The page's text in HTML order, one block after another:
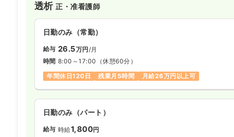
透析正・准看護師
日勤のみ（常勤）
給与 26.5万円/月
時間 8:00～17:00 （休憩60分）
年間休日120日
残業月5時間 月給26万円以上可
日勤のみ（パート）
給与 時給1,800円